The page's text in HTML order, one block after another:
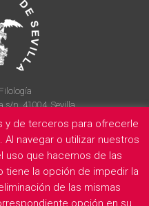
s/n, 41004, Sevilla
90
Politica de privacidad Cookies
y de terceros para ofrecerle
navegar o utilizar nuestros
uso que hacemos de las
tiene la opción de impedir la
de las mismas
opción en su